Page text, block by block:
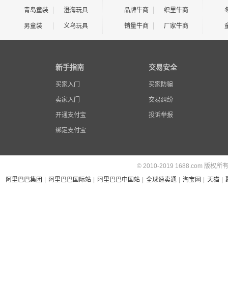
青岛童装
男童装
澄海玩具
义乌玩具
品牌牛商
销量牛商
织里牛商
厂家牛商
新手指南
买家入门
卖家入门
开通支付宝
绑定支付宝
交易安全
买家防骗
交易纠纷
投诉举报
© 2010-2019 1688.com 版权所有
阿里巴巴集团
阿里巴巴国际站 阿里巴巴中国站 全球速卖通 淘宝网 天猫